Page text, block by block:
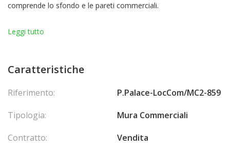
comprende lo sfondo e le pareti commerciali.
I locali dispongono di un'ampia vetrina e sono composti da 2
grandi stanze aperte, un ufficio, 2 magazzini e servizi igienici.
Leggi tutto
Caratteristiche
Riferimento:
P.Palace-LocCom/MC2-859
Tipologia:
Mura Commerciali
Contratto:
Vendita